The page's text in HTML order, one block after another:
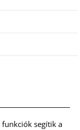
segítik a